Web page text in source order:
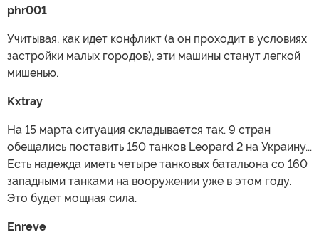
phr001
Учитывая, как идет конфликт (а он проходит в условиях
застройки малых городов), эти машины станут легкой
мишенью.
Kxtray
На 15 марта ситуация складывается так. 9 стран
обещались поставить 150 танков Leopard 2 на Украину...
Есть надежда иметь четыре танковых батальона со 160
западными танками на вооружении уже в этом году.
Это будет мощная сила.
Enreve